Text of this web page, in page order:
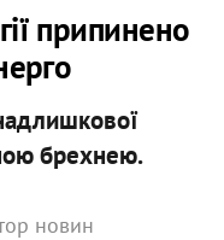
припинено
брехнею.
новин